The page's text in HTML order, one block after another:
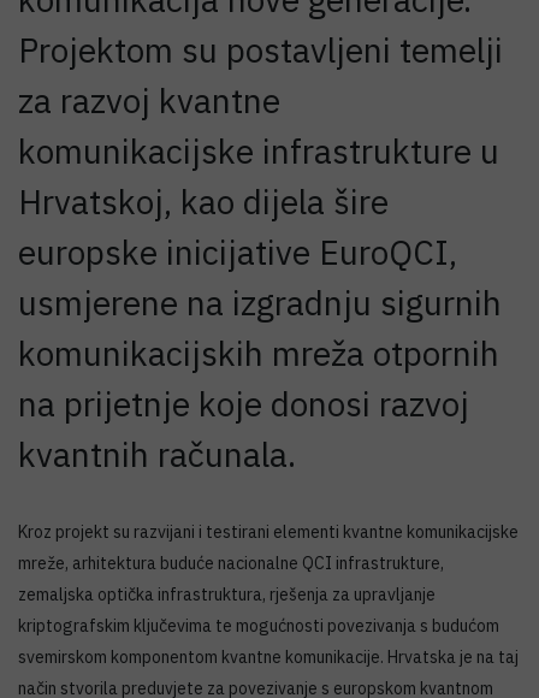
Projektom su postavljeni temelji
za razvoj kvantne
komunikacijske infrastrukture u
Hrvatskoj, kao dijela šire
europske inicijative EuroQCI,
usmjerene na izgradnju sigurnih
komunikacijskih mreža otpornih
na prijetnje koje donosi razvoj
kvantnih računala.
Kroz projekt su razvijani i testirani elementi kvantne komunikacijske
mreže, arhitektura buduće nacionalne QCI infrastrukture,
zemaljska optička infrastruktura, rješenja za upravljanje
kriptografskim ključevima te mogućnosti povezivanja s budućom
svemirskom komponentom kvantne komunikacije. Hrvatska je na taj
način stvorila preduvjete za povezivanje s europskom kvantnom